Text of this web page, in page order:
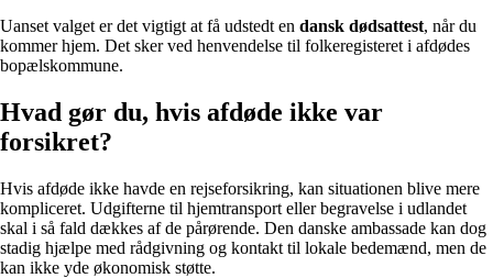
Uanset valget er det vigtigt at få udstedt en dansk dødsattest, når du
kommer hjem. Det sker ved henvendelse til folkeregisteret i afdødes
bopælskommune.
Hvad gør du, hvis afdøde ikke var
forsikret?
Hvis afdøde ikke havde en rejseforsikring, kan situationen blive mere
kompliceret. Udgifterne til hjemtransport eller begravelse i udlandet
skal i så fald dækkes af de pårørende. Den danske ambassade kan dog
stadig hjælpe med rådgivning og kontakt til lokale bedemænd, men de
kan ikke yde økonomisk støtte.